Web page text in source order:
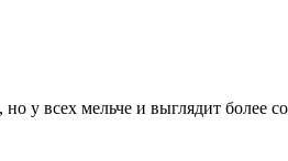
но у всех мельче и выглядит